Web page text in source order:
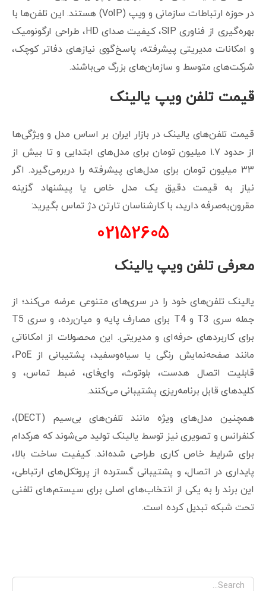
در حوزه ارتباطات سازمانی و ویپ (VoIP) هستند. این تلفن‌ها با
بهره‌گیری از فناوری SIP، کیفیت صدای HD، طراحی ارگونومیک
و امکانات مدیریتی پیشرفته، پاسخ‌گوی نیازهای دفاتر کوچک،
شرکت‌های متوسط و سازمان‌های بزرگ می‌باشند.
قیمت تلفن ویپ یالینک
قیمت تلفن‌های یالینک در بازار ایران بر اساس مدل و ویژگی‌ها
از حدود ۱.۷ میلیون تومان برای مدل‌های ابتدایی و تا بیش از
۳۳ میلیون تومان برای مدل‌های پیشرفته را دربرمی‌گیرد. اگر
نیاز به قیمت دقیق یک مدل خاص یا پیشنهاد گزینه
مقرون‌به‌صرفه دارید، با کارشناسان تارتن دژ تماس بگیرید:
02152605
معرفی تلفن ویپ یالینک
یالینک تلفن‌های خود را در سری‌های متنوعی عرضه می‌کند؛ از
جمله سری T3 و T4 برای مصارف پایه و میان‌رده، و سری T5
برای کاربردهای حرفه‌ای و مدیریتی. این محصولات از امکاناتی
مانند صفحه‌نمایش رنگی یا سیاه‌وسفید، پشتیبانی از PoE،
قابلیت اتصال هدست، بلوتوث، وای‌فای، ضبط تماس، و
کلیدهای قابل برنامه‌ریزی پشتیبانی می‌کنند.
همچنین مدل‌های ویژه مانند تلفن‌های بی‌سیم (DECT)،
کنفرانس و تصویری نیز توسط یالینک تولید می‌شوند که هرکدام
برای شرایط خاص کاری طراحی شده‌اند. کیفیت ساخت بالا،
پایداری در اتصال، و پشتیبانی گسترده از پروتکل‌های ارتباطی،
این برند را به یکی از انتخاب‌های اصلی برای سیستم‌های تلفنی
تحت شبکه تبدیل کرده است.